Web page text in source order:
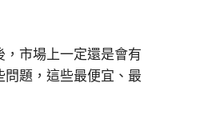
市場上一定還是會有
題，這些最便宜、最